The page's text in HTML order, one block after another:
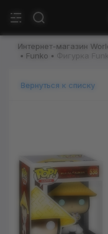
Интернет-магазин
Funko
Фигурка
Вернуться к списку